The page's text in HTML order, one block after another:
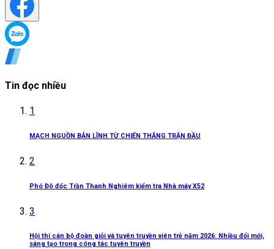
Tin đọc nhiều
1
MẠCH NGUỒN BẢN LĨNH TỪ CHIẾN THẮNG TRẬN ĐẦU
2
Phó Đô đốc Trần Thanh Nghiêm kiểm tra Nhà máy X52
3
Hội thi cán bộ đoàn giỏi và tuyên truyền viên trẻ năm 2026: Nhiều đổi mới,
sáng tạo trong công tác tuyên truyền